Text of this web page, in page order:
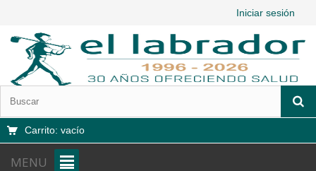
Iniciar sesión
Carrito: vacío
MENU